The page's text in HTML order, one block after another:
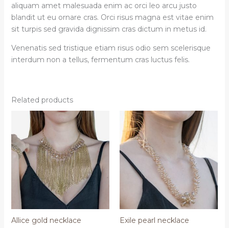
aliquam amet malesuada enim ac orci leo arcu justo
blandit ut eu ornare cras. Orci risus magna est vitae enim
sit turpis sed gravida dignissim cras dictum in metus id.
Venenatis sed tristique etiam risus odio sem scelerisque
interdum non a tellus, fermentum cras luctus felis.
Related products
Allice gold necklace Exile pearl necklace